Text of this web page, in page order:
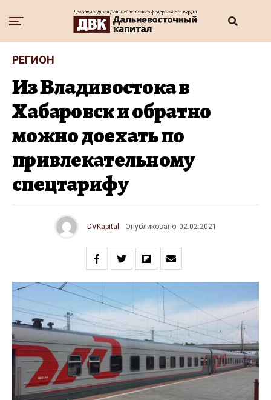
РЕГИОН
Из Владивостока в
Хабаровск и обратно
можно доехать по
привлекательному
спецтарифу
DVKapital Опубликовано 02.02.2021